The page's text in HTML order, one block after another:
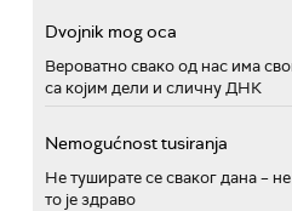
Dvojnik mog oca
Вероватно свако од нас има
са којим дели и сличну ДНК
Nemogućnost tusiranja
Не туширате се сваког дана –
то је здраво